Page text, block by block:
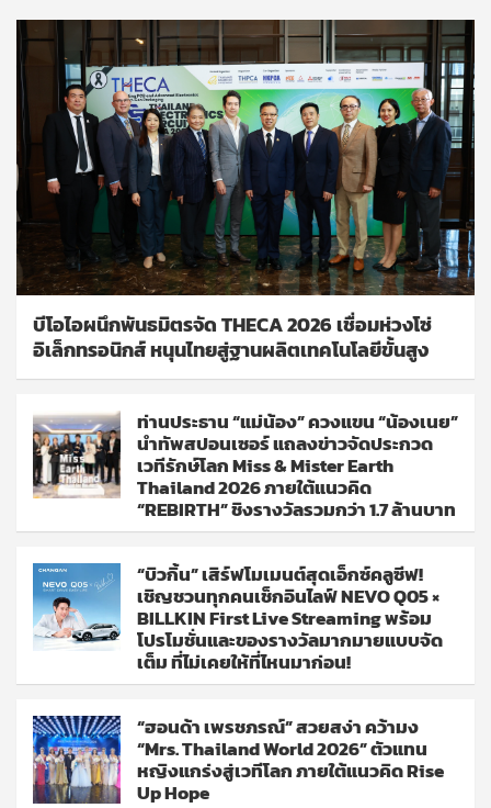
บีโอไอผนึกพันธมิตรจัด THECA 2026 เชื่อมห่วงโซ่
อิเล็กทรอนิกส์ หนุนไทยสู่ฐานผลิตเทคโนโลยีขั้นสูง
ท่านประธาน “แม่น้อง” ควงแขน “น้องเนย”
นำทัพสปอนเซอร์ แถลงข่าวจัดประกวด
เวทีรักษ์โลก Miss & Mister Earth
Thailand 2026 ภายใต้แนวคิด
“REBIRTH” ชิงรางวัลรวมกว่า 1.7 ล้านบาท
“บิวกิ้น” เสิร์ฟโมเมนต์สุดเอ็กซ์คลูซีฟ!
เชิญชวนทุกคนเช็กอินไลฟ์ NEVO Q05 ×
BILLKIN First Live Streaming พร้อม
โปรโมชั่นและของรางวัลมากมายแบบจัด
เต็ม ที่ไม่เคยให้ที่ไหนมาก่อน!
“ฮอนด้า เพรชภรณ์” สวยสง่า คว้ามง
“Mrs. Thailand World 2026” ตัวแทน
หญิงแกร่งสู่เวทีโลก ภายใต้แนวคิด Rise
Up Hope